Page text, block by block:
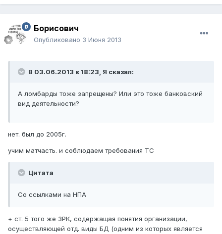
Борисович
Опубликовано 3 Июня 2013
В 03.06.2013 в 18:23, Я сказал:
А ломбарды тоже запрещены? Или это тоже банковский
вид деятельности?
нет. был до 2005г.
учим матчасть. и соблюдаем требования ТС
Цитата
Со ссылками на НПА
+ ст. 5 того же ЗРК, содержащая понятия организации,
осуществляющей отд. виды БД (одним из которых является